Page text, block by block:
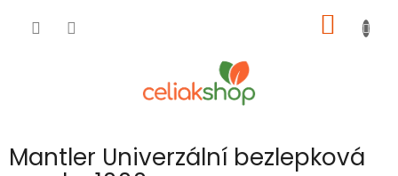
KOŠÍK
Mantler Univerzální bezlepková